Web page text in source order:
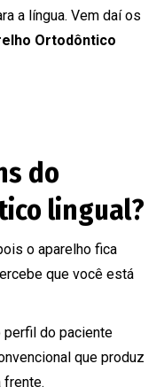
a língua. Vem daí os
Ortodôntico
do
lingual?
o aparelho fica
que você está
perfil do paciente
que produz
frente.